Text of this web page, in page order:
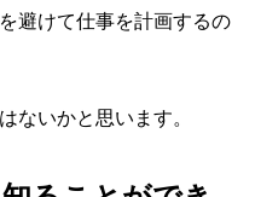
避けて仕事を計画するの
ないかと思います。